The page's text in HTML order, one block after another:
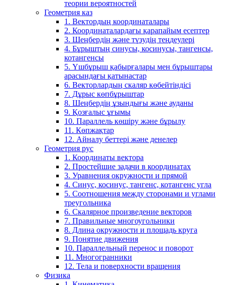
теории вероятностей
Геометрия каз
1. Вектордың координаталары
2. Координаталардағы қарапайым есептер
3. Шеңбердің және түзудің теңдеулері
4. Бұрыштың синусы, косинусы, тангенсы,
котангенсы
5. Үшбұрыш қабырғалары мен бұрыштары
арасындағы қатынастар
6. Векторлардың скаляр көбейтіндісі
7. Дұрыс көпбұрыштар
8. Шеңбердің ұзындығы және ауданы
9. Қозғалыс ұғымы
10. Параллель көшіру және бұрылу
11. Көпжақтар
12. Айналу беттері және денелер
Геометрия рус
1. Координаты вектора
2. Простейшие задачи в координатах
3. Уравнения окружности и прямой
4. Синус, косинус, тангенс, котангенс угла
5. Соотношения между сторонами и углами
треугольника
6. Скалярное произведение векторов
7. Правильные многоугольники
8. Длина окружности и площадь круга
9. Понятие движения
10. Параллельный перенос и поворот
11. Многогранники
12. Тела и поверхности вращения
Физика